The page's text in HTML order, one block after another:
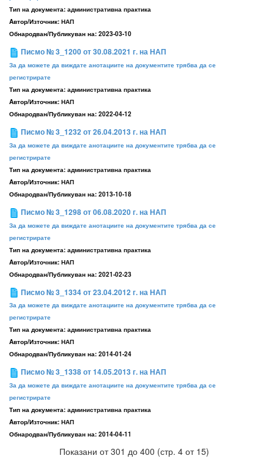
Тип на документа: административна практика
Aвтор/Източник: НАП
Обнародван/Публикуван на: 2023-03-10
Писмо № 3_1200 от 30.08.2021 г. на НАП
За да можете да виждате анотациите на документите трябва да се
регистрирате
Тип на документа: административна практика
Aвтор/Източник: НАП
Обнародван/Публикуван на: 2022-04-12
Писмо № 3_1232 от 26.04.2013 г. на НАП
За да можете да виждате анотациите на документите трябва да се
регистрирате
Тип на документа: административна практика
Aвтор/Източник: НАП
Обнародван/Публикуван на: 2013-10-18
Писмо № 3_1298 от 06.08.2020 г. на НАП
За да можете да виждате анотациите на документите трябва да се
регистрирате
Тип на документа: административна практика
Aвтор/Източник: НАП
Обнародван/Публикуван на: 2021-02-23
Писмо № 3_1334 от 23.04.2012 г. на НАП
За да можете да виждате анотациите на документите трябва да се
регистрирате
Тип на документа: административна практика
Aвтор/Източник: НАП
Обнародван/Публикуван на: 2014-01-24
Писмо № 3_1338 от 14.05.2013 г. на НАП
За да можете да виждате анотациите на документите трябва да се
регистрирате
Тип на документа: административна практика
Aвтор/Източник: НАП
Обнародван/Публикуван на: 2014-04-11
Показани от 301 до 400 (стр. 4 от 15)